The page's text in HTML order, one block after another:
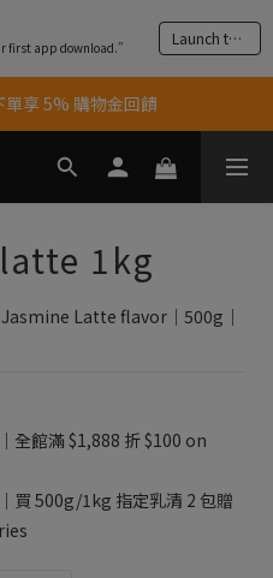
first app download.” Launch the app
享 5% 購物金回饋
享 5% 購物金回饋
】享全單95折優惠！
享 5% 購物金回饋
1kg
Latte flavor｜500g｜
全館滿 $1,888 折 $100 on
買 500g/1kg 指定乳清 2 包贈